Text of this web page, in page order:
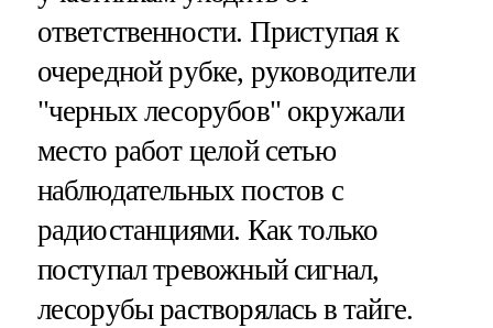
ответственности. Приступая к
очередной рубке, руководители
"черных лесорубов" окружали
место работ целой сетью
наблюдательных постов с
радиостанциями. Как только
поступал тревожный сигнал,
лесорубы растворялась в тайге.